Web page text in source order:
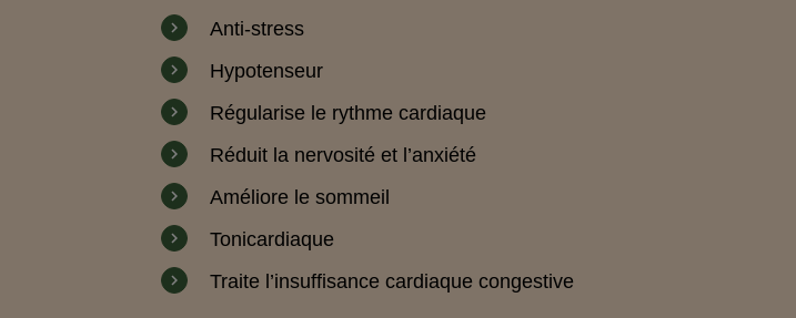
Anti-stress
Hypotenseur
Régularise le rythme cardiaque
Réduit la nervosité et l’anxiété
Améliore le sommeil
Tonicardiaque
Traite l’insuffisance cardiaque congestive